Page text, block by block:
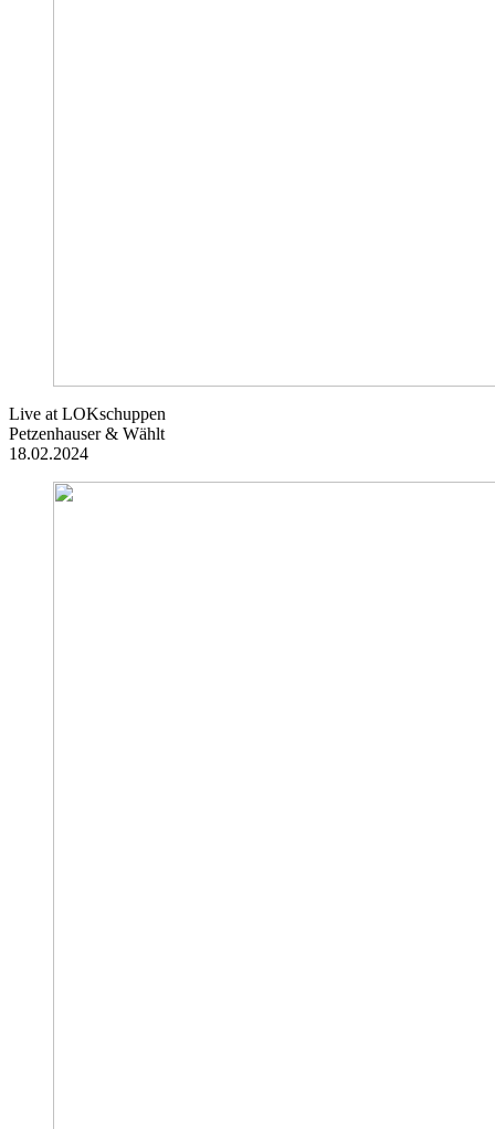
Live at LOKschuppen
Petzenhauser & Wählt
18.02.2024